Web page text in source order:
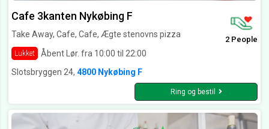
Cafe 3kanten Nykøbing F
Take Away, Cafe, Cafe, Ægte stenovns pizza
Lukket Åbent Lør. fra 10:00 til 22:00
2 People
Slotsbryggen 24, 4800 Nykøbing F
Ring og bestil